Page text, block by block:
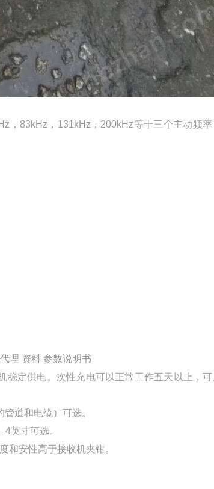
，83kHz，131kHz，200kHz等十三个主动频
理 资料 参数说明书
稳定供电。次性充电可以正常工作五天以上，
道和电缆）可选。
英寸可选。
和安性高于接收机夹钳。